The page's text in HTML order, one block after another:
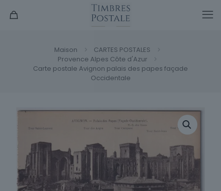
Maison
CARTES POSTALES
Provence Alpes Côte d'Azur
Carte postale Avignon palais des papes façade
Occidentale